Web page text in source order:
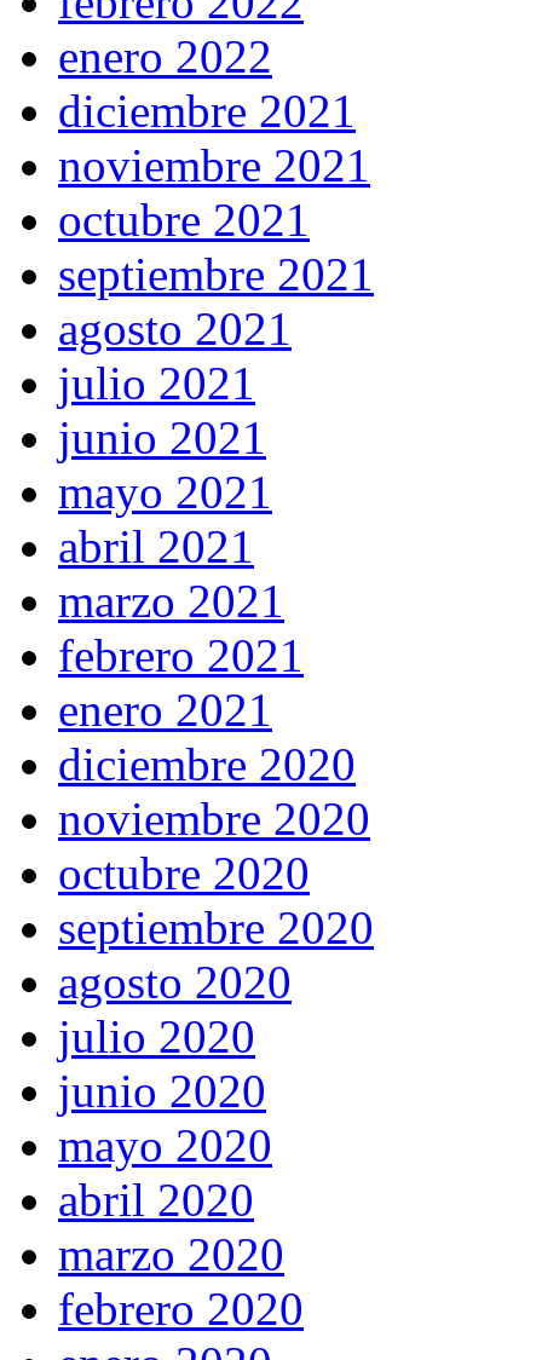
enero 2022
diciembre 2021
noviembre 2021
octubre 2021
septiembre 2021
agosto 2021
julio 2021
junio 2021
mayo 2021
abril 2021
marzo 2021
febrero 2021
enero 2021
diciembre 2020
noviembre 2020
octubre 2020
septiembre 2020
agosto 2020
julio 2020
junio 2020
mayo 2020
abril 2020
marzo 2020
febrero 2020